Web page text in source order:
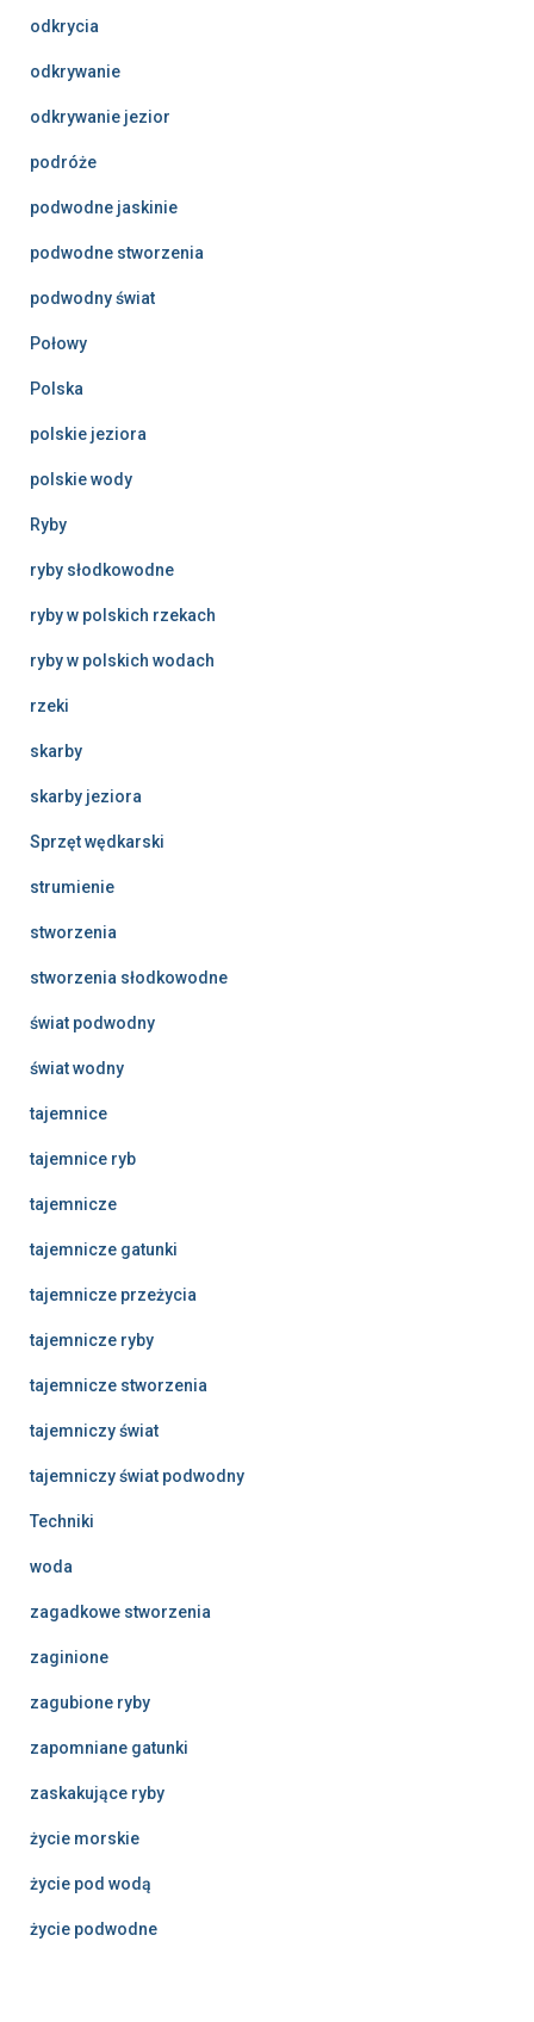
odkrycia
odkrywanie
odkrywanie jezior
podróże
podwodne jaskinie
podwodne stworzenia
podwodny świat
Połowy
Polska
polskie jeziora
polskie wody
Ryby
ryby słodkowodne
ryby w polskich rzekach
ryby w polskich wodach
rzeki
skarby
skarby jeziora
Sprzęt wędkarski
strumienie
stworzenia
stworzenia słodkowodne
świat podwodny
świat wodny
tajemnice
tajemnice ryb
tajemnicze
tajemnicze gatunki
tajemnicze przeżycia
tajemnicze ryby
tajemnicze stworzenia
tajemniczy świat
tajemniczy świat podwodny
Techniki
woda
zagadkowe stworzenia
zaginione
zagubione ryby
zapomniane gatunki
zaskakujące ryby
życie morskie
życie pod wodą
życie podwodne